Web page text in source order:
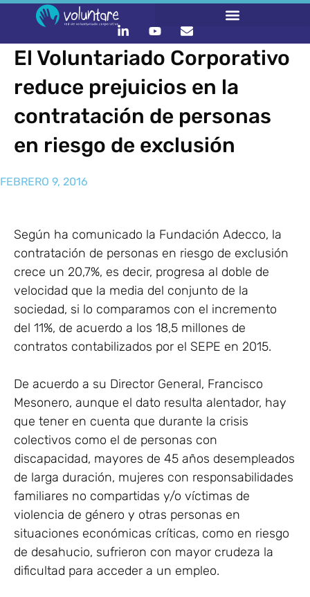
El Voluntariado Corporativo
reduce prejuicios en la
contratación de personas
en riesgo de exclusión
FEBRERO 9, 2016
Según ha comunicado la Fundación Adecco, la
contratación de personas en riesgo de exclusión
crece un 20,7%, es decir, progresa al doble de
velocidad que la media del conjunto de la
sociedad, si lo comparamos con el incremento
del 11%, de acuerdo a los 18,5 millones de
contratos contabilizados por el SEPE en 2015.
De acuerdo a su Director General, Francisco
Mesonero, aunque el dato resulta alentador, hay
que tener en cuenta que durante la crisis
colectivos como el de personas con
discapacidad, mayores de 45 años desempleados
de larga duración, mujeres con responsabilidades
familiares no compartidas y/o víctimas de
violencia de género y otras personas en
situaciones económicas críticas, como en riesgo
de desahucio, sufrieron con mayor crudeza la
dificultad para acceder a un empleo.